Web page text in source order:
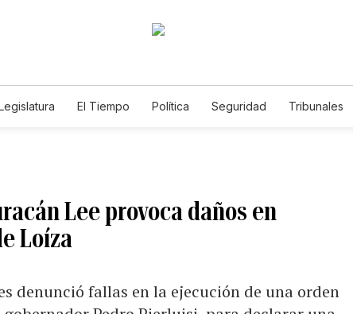
El Tiempo Política Seguridad Tribunales
Lee provoca daños en
Loíza
denunció fallas en la ejecución de una orden